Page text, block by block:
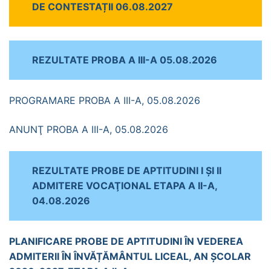
DE CONTESTAȚII 06.08.2027
REZULTATE PROBA A III-A 05.08.2026
PROGRAMARE PROBA A III-A, 05.08.2026
ANUNŢ PROBA A III-A, 05.08.2026
REZULTATE PROBE DE APTITUDINI I ŞI II
ADMITERE VOCAŢIONAL ETAPA A II-A,
04.08.2026
PLANIFICARE PROBE DE APTITUDINI ÎN VEDEREA
ADMITERII ÎN ÎNVĂȚĂMÂNTUL LICEAL, AN ȘCOLAR